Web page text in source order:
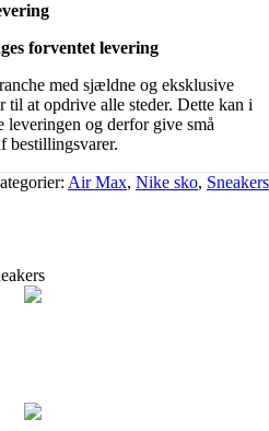
forventet levering
med sjældne og eksklusive
til at opdrive alle steder. Dette kan i
og derfor give små
bestillingsvarer.
Air Max, Nike sko, Sneakers